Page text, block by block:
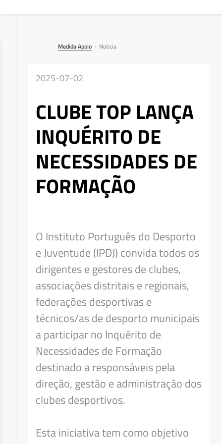
Medida Apoio / Noticia
2025-07-02
CLUBE TOP LANÇA
INQUÉRITO DE
NECESSIDADES DE
FORMAÇÃO
O Instituto Português do Desporto
e Juventude (IPDJ) convida todos os
dirigentes e gestores de clubes,
associações distritais e regionais,
federações desportivas e
técnicos/as de desporto municipais
a participar no Inquérito de
Necessidades de Formação
destinado a responsáveis pela
direção, gestão e administração dos
clubes desportivos.
Esta iniciativa tem como objetivo
Deseja apagar o ficheiro?